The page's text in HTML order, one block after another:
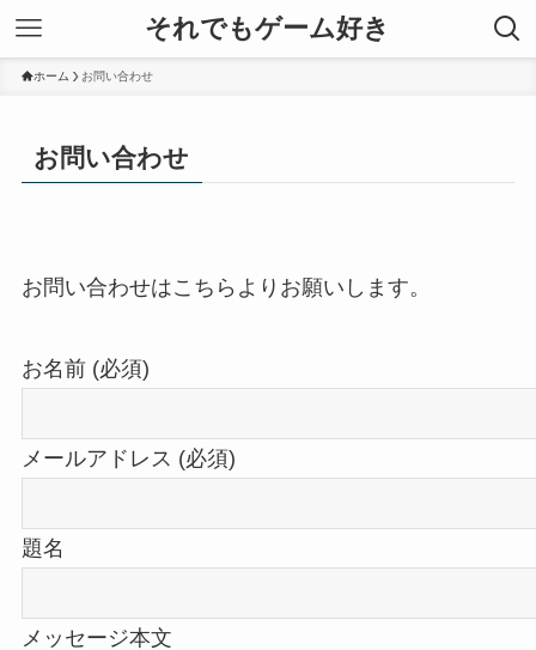
それでもゲーム好き
ホーム お問い合わせ
お問い合わせ
お問い合わせはこちらよりお願いします。
お名前 (必須)
メールアドレス (必須)
題名
メッセージ本文